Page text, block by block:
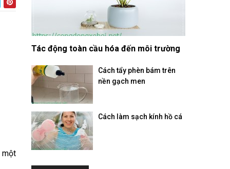
một
Tác động toàn cầu hóa đến môi trường
Cách tẩy phèn bám trên
nền gạch men
Cách làm sạch kính hồ cá